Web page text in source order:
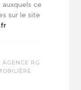
auxquels ce
sur le site
RG